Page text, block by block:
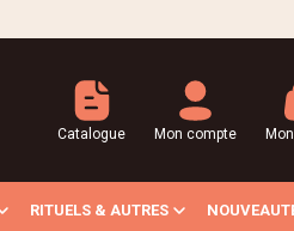
Catalogue Mon compte
RITUELS & AUTRES